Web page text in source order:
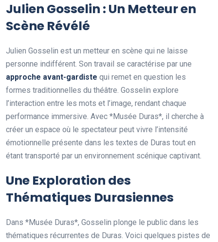
Julien Gosselin : Un Metteur en
Scène Révélé
Julien Gosselin est un metteur en scène qui ne laisse
personne indifférent. Son travail se caractérise par une
approche avant-gardiste qui remet en question les
formes traditionnelles du théâtre. Gosselin explore
l’interaction entre les mots et l’image, rendant chaque
performance immersive. Avec *Musée Duras*, il cherche à
créer un espace où le spectateur peut vivre l’intensité
émotionnelle présente dans les textes de Duras tout en
étant transporté par un environnement scénique captivant.
Une Exploration des
Thématiques Durasiennes
Dans *Musée Duras*, Gosselin plonge le public dans les
thématiques récurrentes de Duras. Voici quelques pistes de